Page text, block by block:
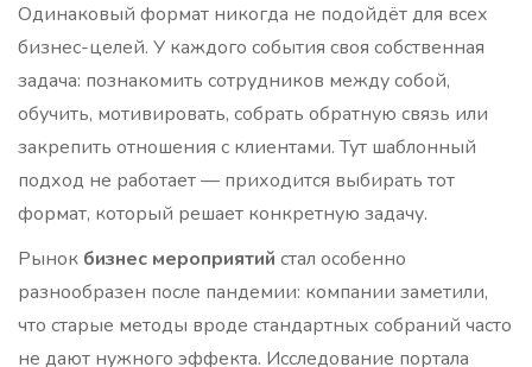
Одинаковый формат никогда не подойдёт для всех
бизнес-целей. У каждого события своя собственная
задача: познакомить сотрудников между собой,
обучить, мотивировать, собрать обратную связь или
закрепить отношения с клиентами. Тут шаблонный
подход не работает — приходится выбирать тот
формат, который решает конкретную задачу.
Рынок бизнес мероприятий стал особенно
разнообразен после пандемии: компании заметили,
что старые методы вроде стандартных собраний часто
не дают нужного эффекта. Исследование портала